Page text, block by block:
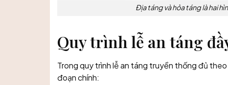
Địa táng và hỏa táng là hai
Quy trình lễ an táng
Trong quy trình lễ an táng truyền thống đủ
đoạn chính: